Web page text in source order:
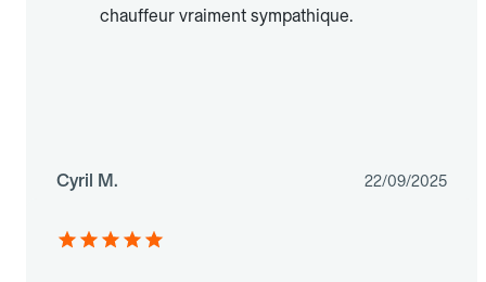
chauffeur vraiment sympathique.
Cyril M. 22/09/2025